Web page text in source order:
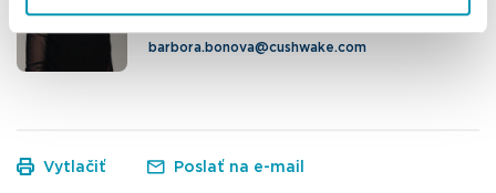
barbora.bonova@cushwake.com
Vytlačiť Poslať na e-mail